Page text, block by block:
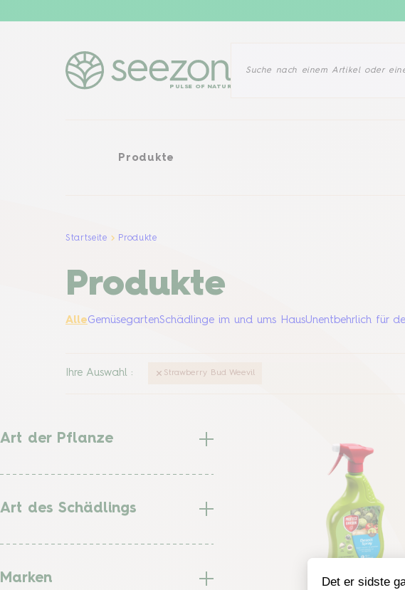
PULSE OF NATURE
Produkte
Produkte
Startseite Produkte
Produkte
AlleGemüsegartenSchädlinge im und ums HausUnentbehrlich für
Ihre Auswahl: Strawberry Bud Weevil
Art der Pflanze
Art des Schädlings
Marken